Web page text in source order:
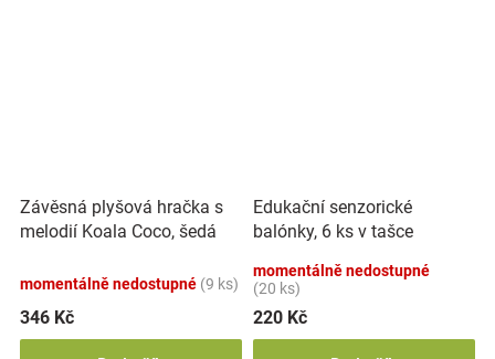
Závěsná plyšová hračka s
melodií Koala Coco, šedá
momentálně nedostupné (9 ks)
346 Kč
Edukační senzorické
balónky, 6 ks v tašce
momentálně nedostupné
(20 ks)
220 Kč